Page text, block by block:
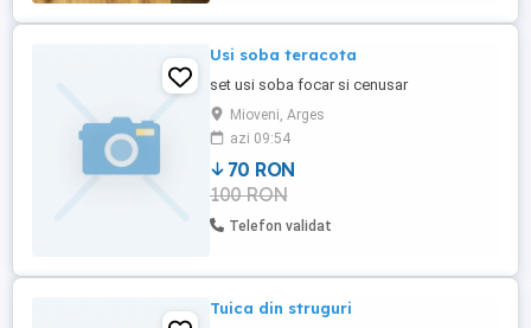
Usi soba teracota
set usi soba focar si cenusar
Mioveni, Arges
azi 09:54
70 RON
100 RON
Telefon validat
Tuica din struguri